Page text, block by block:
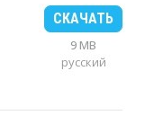
СКАЧАТЬ
9 MB
русский